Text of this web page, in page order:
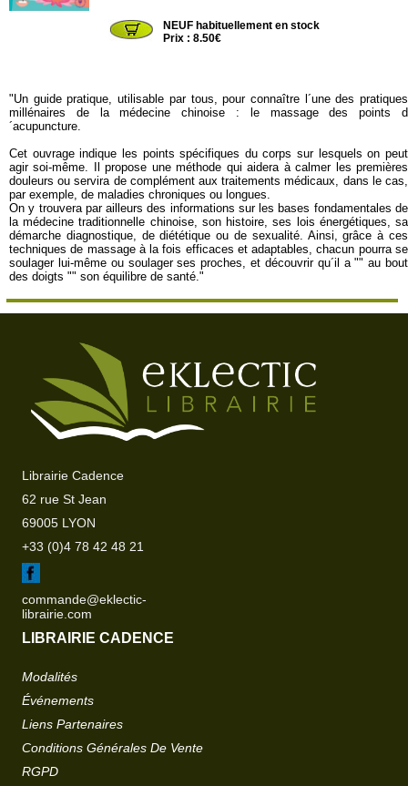
NEUF habituellement en stock
Prix : 8.50€
"Un guide pratique, utilisable par tous, pour connaître l´une des pratiques
millénaires de la médecine chinoise : le massage des points d
´acupuncture.
Cet ouvrage indique les points spécifiques du corps sur lesquels on peut
agir soi-même. Il propose une méthode qui aidera à calmer les premières
douleurs ou servira de complément aux traitements médicaux, dans le cas,
par exemple, de maladies chroniques ou longues.
On y trouvera par ailleurs des informations sur les bases fondamentales de
la médecine traditionnelle chinoise, son histoire, ses lois énergétiques, sa
démarche diagnostique, de diététique ou de sexualité. Ainsi, grâce à ces
techniques de massage à la fois efficaces et adaptables, chacun pourra se
soulager lui-même ou soulager ses proches, et découvrir qu´il a "" au bout
des doigts "" son équilibre de santé."
Librairie Cadence
62 rue St Jean
69005 LYON
+33 (0)4 78 42 48 21
commande@eklectic-
librairie.com
LIBRAIRIE CADENCE
Modalités
Événements
Liens Partenaires
Conditions Générales De Vente
RGPD